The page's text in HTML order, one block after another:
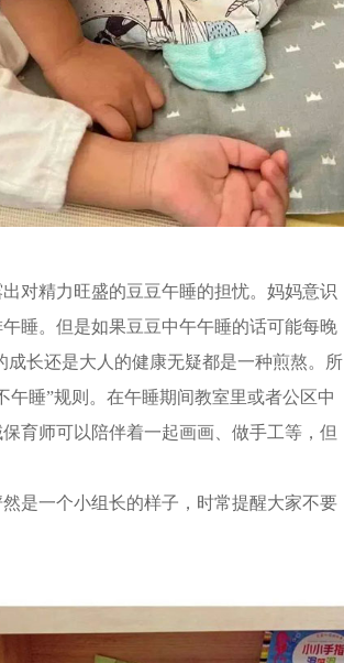
对精力旺盛的豆豆午睡的担忧。妈妈意识
睡。但是如果豆豆中午午睡的话可能每晚
长还是大人的健康无疑都是一种煎熬。所
午睡”规则。在午睡期间教室里或者公区中
育师可以陪伴着一起画画、做手工等，但
是一个小组长的样子，时常提醒大家不要